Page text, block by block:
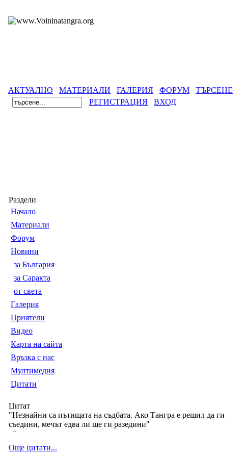
АКТУАЛНО МАТЕРИАЛИ ГАЛЕРИЯ ФОРУМ
ТЪРСЕНЕ
РЕГИСТРАЦИЯ
ВХОД
Раздели
Началo
Материали
Форум
Новини
за България
за Саракта
от света
Галерия
Приятели
Видео
Карта на сайта
Връзка с нас
Мултимедия
Цитати
Цитат
"Незнайни са пътищата на съдбата. Ако Тангра е решил да ги
съедини, мечът едва ли ще ги разедини"
--
Още цитати...